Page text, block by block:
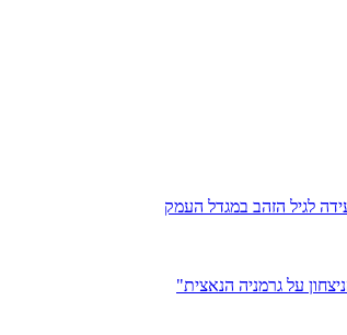
לגיל הזהב במגדל העמק
על גרמניה הנאצית"